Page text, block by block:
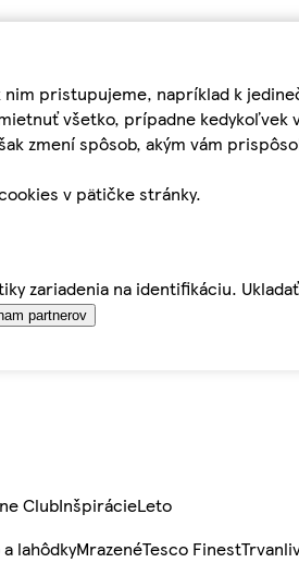
pristupujeme, napríklad k
všetko, prípadne kedykoľvek
zmení spôsob, akým vám
v pätičke stránky.
zariadenia na identifikáciu.
partnerov
ClubInšpirácieLeto
a lahôdkyMrazenéTesco Finest